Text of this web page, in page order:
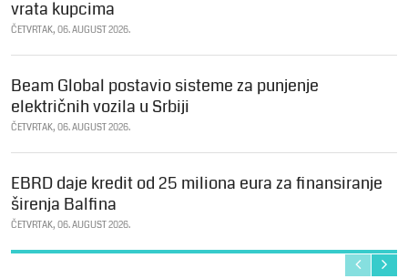
vrata kupcima
ČETVRTAK, 06. AUGUST 2026.
Beam Global postavio sisteme za punjenje
električnih vozila u Srbiji
ČETVRTAK, 06. AUGUST 2026.
EBRD daje kredit od 25 miliona eura za finansiranje
širenja Balfina
ČETVRTAK, 06. AUGUST 2026.